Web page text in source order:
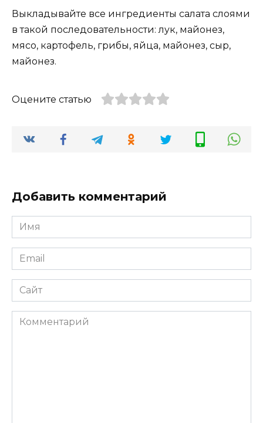
Выкладывайте все ингредиенты салата слоями
в такой последовательности: лук, майонез,
мясо, картофель, грибы, яйца, майонез, сыр,
майонез.
Оцените статью
Добавить комментарий
Имя
*
Email
*
Сайт
Комментарий